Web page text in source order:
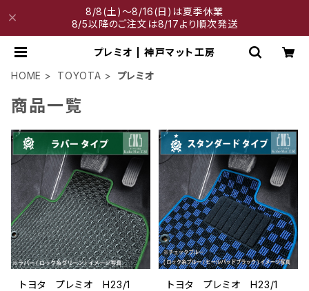
8/8(土)～8/16(日)は夏季休業
8/5以降のご注文は8/17より順次発送
プレミオ | 神戸マット工房
HOME
TOYOTA プレミオ
商品一覧
トヨタ プレミオ H23/1
トヨタ プレミオ H23/1